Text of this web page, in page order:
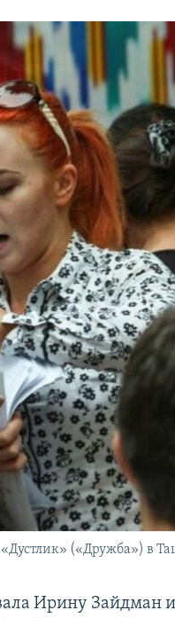
(«Дружба») в
Ирину Зайдман